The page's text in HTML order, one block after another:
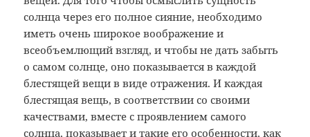
солнца через его полное сияние, необходимо
иметь очень широкое воображение и
всеобъемлющий взгляд, и чтобы не дать забыть
о самом солнце, оно показывается в каждой
блестящей вещи в виде отражения. И каждая
блестящая вещь, в соответствии со своими
качествами, вместе с проявлением самого
солнца, показывает и такие его особенности, как